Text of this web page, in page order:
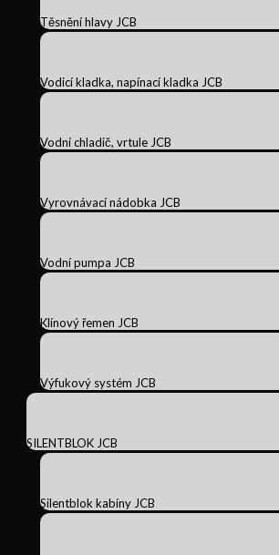
Těsnění hlavy JCB
Vodicí kladka, napínací kladka JCB
Vodní chladič, vrtule JCB
Vyrovnávací nádobka JCB
Vodní pumpa JCB
Klínový řemen JCB
Výfukový systém JCB
SILENTBLOK JCB
Silentblok kabíny JCB